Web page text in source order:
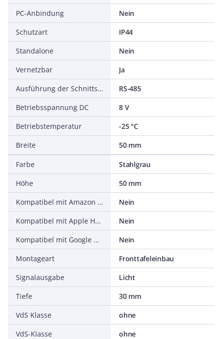
PC-Anbindung
Nein
Schutzart
IP44
Standalone
Nein
Vernetzbar
Ja
Ausführung der Schnittstelle
RS-485
Betriebsspannung DC
8 V
Betriebstemperatur
-25 °C
Breite
50 mm
Farbe
Stahlgrau
Höhe
50 mm
Kompatibel mit Amazon Alexa
Nein
Kompatibel mit Apple HomeKit
Nein
Kompatibel mit Google Assistant
Nein
Montageart
Fronttafeleinbau
Signalausgabe
Licht
Tiefe
30 mm
VdS Klasse
ohne
VdS-Klasse
ohne